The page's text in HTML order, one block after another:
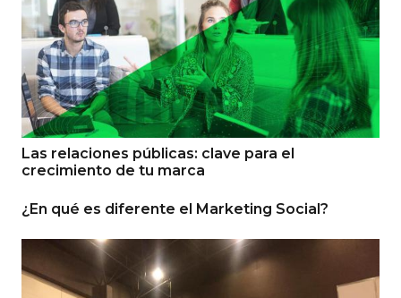
Las relaciones públicas: clave para el
crecimiento de tu marca
¿En qué es diferente el Marketing Social?